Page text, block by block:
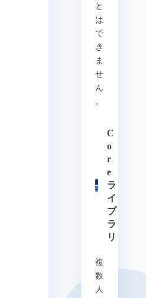
と
は
で
き
ま
せ
ん
。
C
o
r
e
ラ
イ
ブ
ラ
リ
複
数
人